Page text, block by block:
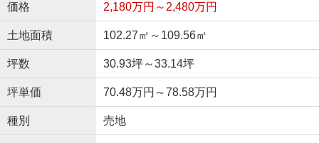
価格 2,180万円～2,480万円
土地面積 102.27㎡～109.56㎡
坪数 30.93坪～33.14坪
坪単価 70.48万円～78.58万円
種別 売地